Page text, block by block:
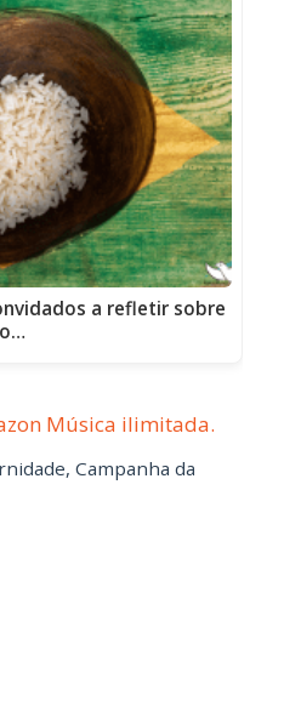
a refletir sobre
o…
Música ilimitada.
, Campanha da